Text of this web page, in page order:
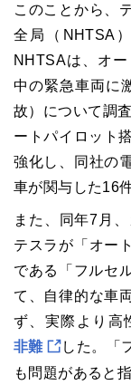
このことから、
全局（NHTSA
NHTSAは、オ
中の緊急車両に
故）について調
ートパイロット
強化し、同社の
車が関与した16
また、同年7月
テスラが「オー
である「フルセ
て、自律的な車
ず、実際より高
非難
した。「
も問題があると